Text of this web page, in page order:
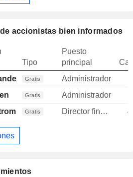
accionistas bien informados
Tipo
Puesto
principal
Gratis
Administrador
Gratis
Administrador
Gratis Director financiero